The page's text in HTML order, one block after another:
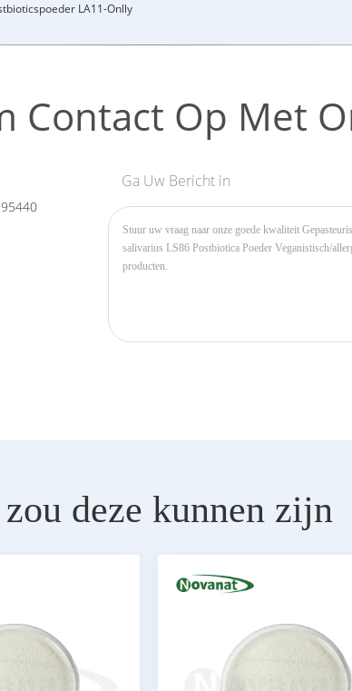
LA11-Onlly
Contact Op Met
Ga Uw Bericht in
zou deze kunnen zijn